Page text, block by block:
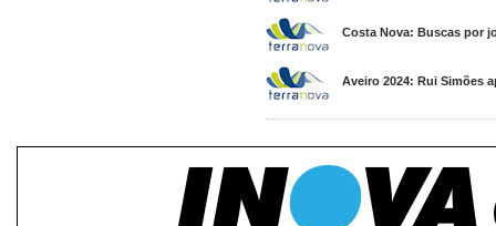
Costa Nova: Buscas por
Aveiro 2024: Rui Simões